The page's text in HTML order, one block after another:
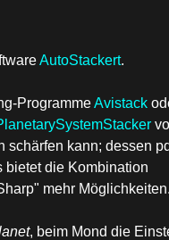
AutoStackert.
ProgrammeAvistack
schärfen kann; dessen
bietet die Kombination
mehr Möglichkeiten.
, beim Mond die